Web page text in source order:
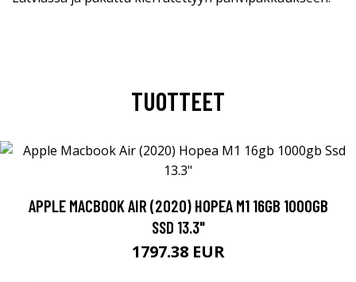
TUOTTEET
APPLE MACBOOK AIR (2020) HOPEA M1 16GB 1000GB
SSD 13.3"
1797.38 EUR